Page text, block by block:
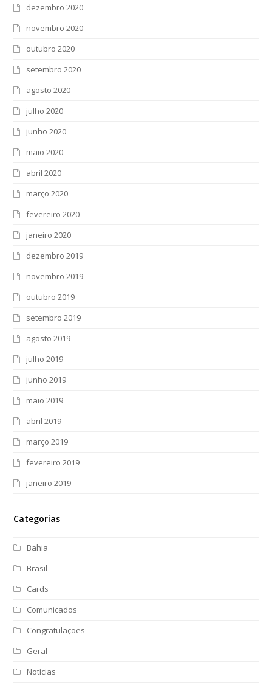
dezembro 2020
novembro 2020
outubro 2020
setembro 2020
agosto 2020
julho 2020
junho 2020
maio 2020
abril 2020
março 2020
fevereiro 2020
janeiro 2020
dezembro 2019
novembro 2019
outubro 2019
setembro 2019
agosto 2019
julho 2019
junho 2019
maio 2019
abril 2019
março 2019
fevereiro 2019
janeiro 2019
Categorias
Bahia
Brasil
Cards
Comunicados
Congratulações
Geral
Notícias